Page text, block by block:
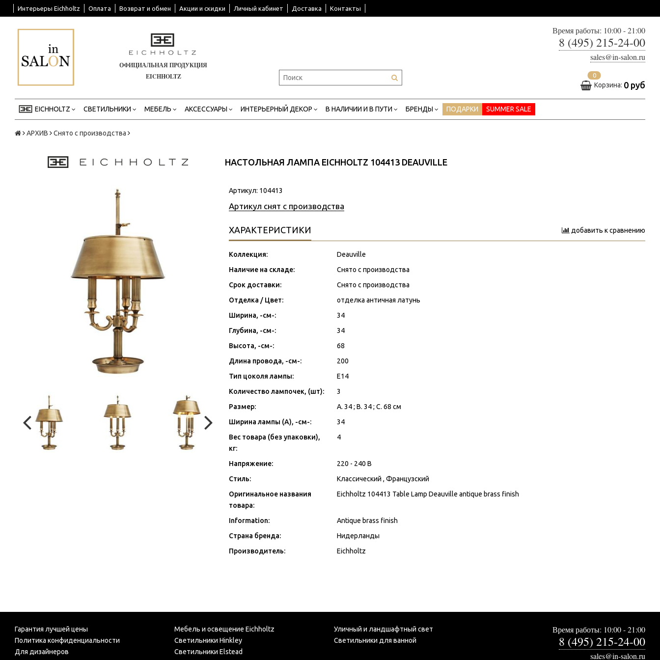
Интерьеры Eichholtz Оплата Возврат и обмен Акции и скидки Личный кабинет Доставка Контакты
ОФИЦИАЛЬНАЯ ПРОДУКЦИЯ
EICHHOLTZ
Время работы: 10:00 - 21:00
8 (495) 215-24-00
sales@in-salon.ru
0
Корзина: 0 руб
EICHHOLTZ СВЕТИЛЬНИКИ МЕБЕЛЬ АКСЕССУАРЫ ИНТЕРЬЕРНЫЙ ДЕКОР В НАЛИЧИИ И В ПУТИ БРЕНДЫ ПОДАРКИ SUMMER SALE
АРХИВ Снято с производства
НАСТОЛЬНАЯ ЛАМПА EICHHOLTZ 104413 DEAUVILLE
Артикул: 104413
Артикул снят с производства
ХАРАКТЕРИСТИКИ добавить к сравнению
Коллекция:
Deauville
Наличие на складе:
Снято с производства
Срок доставки:
Снято с производства
Отделка / Цвет:
отделка античная латунь
Ширина, -см-:
34
Глубина, -см-:
34
Высота, -см-:
68
Длина провода, -см-:
200
Тип цоколя лампы:
E14
Количество лампочек, (шт):
3
Размер:
A. 34 ; B. 34 ; C. 68 см
Ширина лампы (A), -см-:
34
Вес товара (без упаковки),
кг:
4
Напряжение:
220 - 240 В
Стиль:
Классический , Французский
Оригинальное названия
товара:
Eichholtz 104413 Table Lamp Deauville antique brass finish
Information:
Antique brass finish
Страна бренда:
Нидерланды
Производитель:
Eichholtz
Гарантия лучшей цены
Политика конфиденциальности
Для дизайнеров
Мебель и освещение Eichholtz
Светильники Hinkley
Светильники Elstead
Уличный и ландшафтный свет
Светильники для ванной
Время работы: 10:00 - 21:00
8 (495) 215-24-00
sales@in-salon.ru